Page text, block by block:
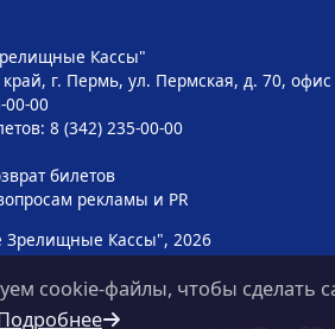
Кассы"
г. Пермь, ул. Пермская, д. 70, офис
00
8 (342) 235-00-00
билетов
рекламы и PR
Кассы", 2026
cookie-файлы, чтобы сделать